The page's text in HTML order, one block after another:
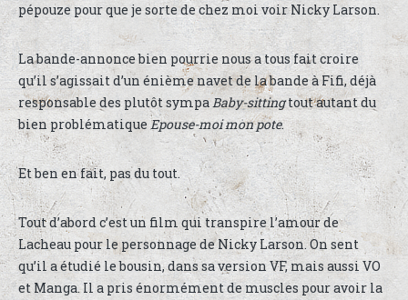
pépouze pour que je sorte de chez moi voir Nicky Larson.
La bande-annonce bien pourrie nous a tous fait croire
qu’il s’agissait d’un énième navet de la bande à Fifi, déjà
responsable des plutôt sympaBaby-sittingtout autant du
bien problématiqueEpouse-moi mon pote.
Et ben en fait, pas du tout.
Tout d’abord c’est un film qui transpire l’amour de
Lacheau pour le personnage de Nicky Larson. On sent
qu’il a étudié le bousin, dans sa version VF, mais aussi VO
et Manga. Il a pris énormément de muscles pour avoir la